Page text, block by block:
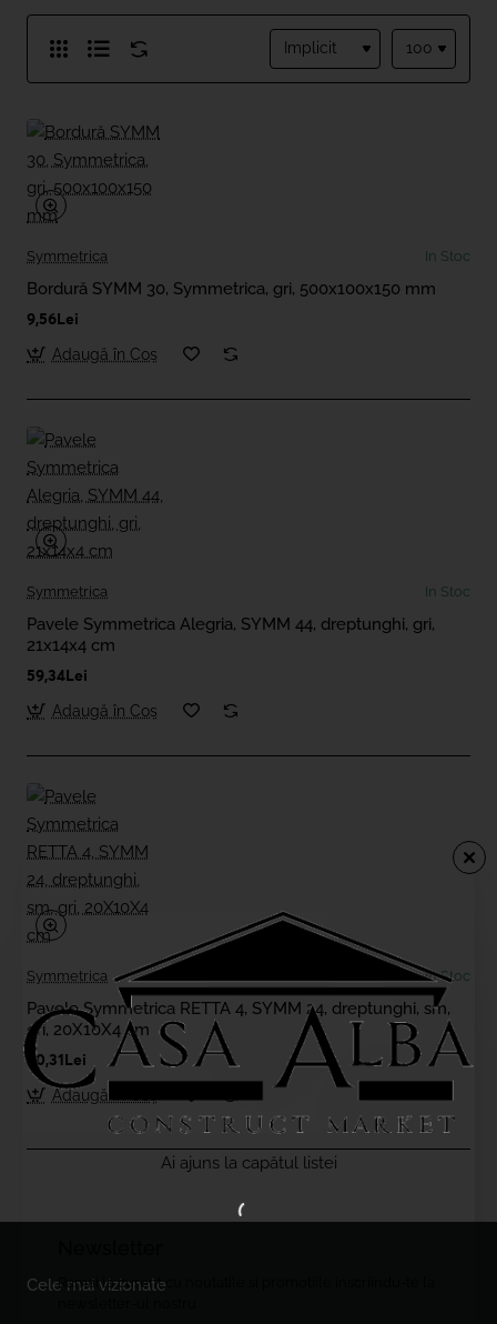
Ramai la curent cu noutatile si promotiile inscriindu-te la
Symmetrica In Stoc
Bordură SYMM 30, Symmetrica, gri, 500x100x150 mm
9,56Lei
Adaugă în Coş
Symmetrica In Stoc
Pavele Symmetrica Alegria, SYMM 44, dreptunghi, gri,
21x14x4 cm
59,34Lei
Adaugă în Coş
Symmetrica In Stoc
Pavele Symmetrica RETTA 4, SYMM 24, dreptunghi, sm,
gri, 20X10X4 cm
50,31Lei
Adaugă în Coş
Ai ajuns la capătul listei
Cele mai vizionate